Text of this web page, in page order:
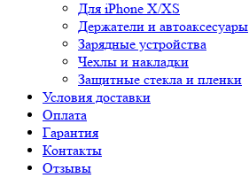
Для iPhone X/XS
Держатели и автоаксесуары
Зарядные устройства
Чехлы и накладки
Защитные стекла и пленки
Условия доставки
Оплата
Гарантия
Контакты
Отзывы